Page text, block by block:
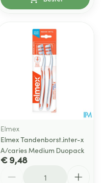
Elmex
Elmex Tandenborst.inter-x
A/caries Medium Duopack
€ 9,48